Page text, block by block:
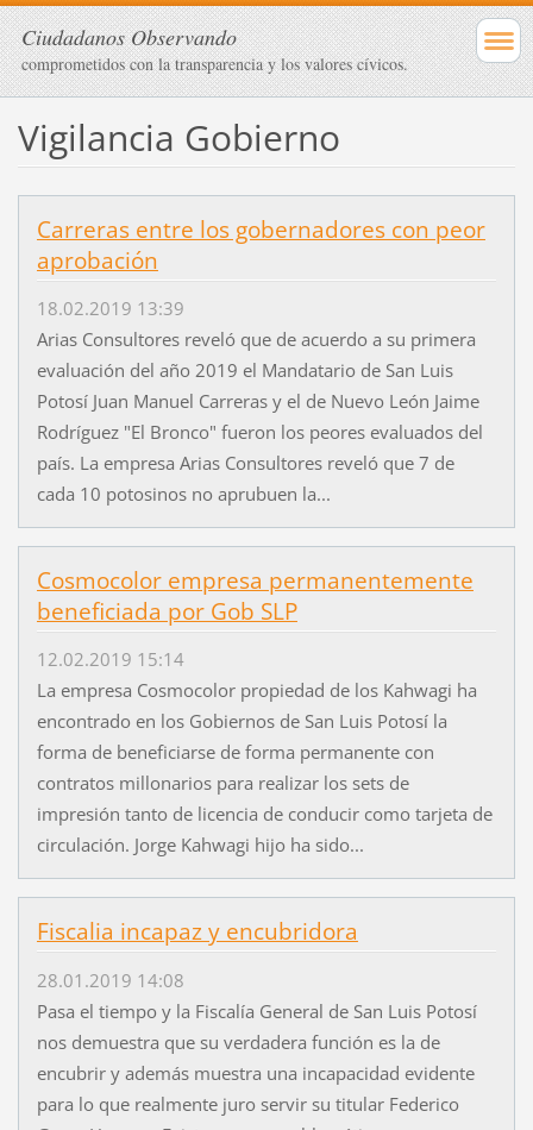
Ciudadanos Observando
comprometidos con la transparencia y los valores cívicos.
Vigilancia Gobierno
Carreras entre los gobernadores con peor
aprobación
18.02.2019 13:39
Arias Consultores reveló que de acuerdo a su primera
evaluación del año 2019 el Mandatario de San Luis
Potosí Juan Manuel Carreras y el de Nuevo León Jaime
Rodríguez "El Bronco" fueron los peores evaluados del
país. La empresa Arias Consultores reveló que 7 de
cada 10 potosinos no aprubuen la...
Cosmocolor empresa permanentemente
beneficiada por Gob SLP
12.02.2019 15:14
La empresa Cosmocolor propiedad de los Kahwagi ha
encontrado en los Gobiernos de San Luis Potosí la
forma de beneficiarse de forma permanente con
contratos millonarios para realizar los sets de
impresión tanto de licencia de conducir como tarjeta de
circulación. Jorge Kahwagi hijo ha sido...
Fiscalia incapaz y encubridora
28.01.2019 14:08
Pasa el tiempo y la Fiscalía General de San Luis Potosí
nos demuestra que su verdadera función es la de
encubrir y además muestra una incapacidad evidente
para lo que realmente juro servir su titular Federico